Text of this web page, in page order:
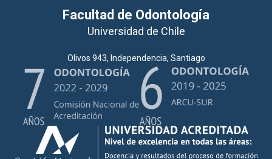
Facultad de Odontología
Universidad de Chile
Olivos 943, Independencia, Santiago